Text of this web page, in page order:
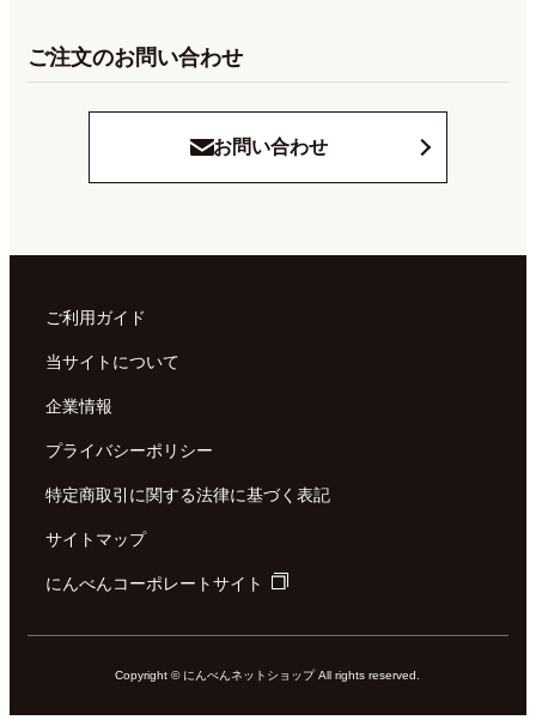
ご注文のお問い合わせ
お問い合わせ
ご利用ガイド
当サイトについて
企業情報
プライバシーポリシー
特定商取引に関する法律に基づく表記
サイトマップ
にんべんコーポレートサイト
Copyright © にんべんネットショップ All rights reserved.